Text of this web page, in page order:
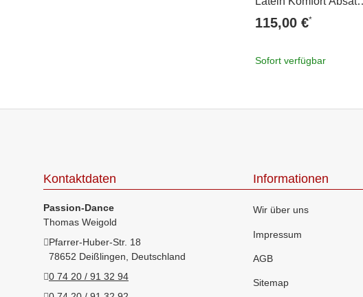
4,2 cm
115,00 €*
Sofort verfügbar
Kontaktdaten
Passion-Dance
Thomas Weigold
Pfarrer-Huber-Str. 18
78652 Deißlingen, Deutschland
0 74 20 / 91 32 94
Informationen
Wir über uns
Impressum
AGB
Sitemap